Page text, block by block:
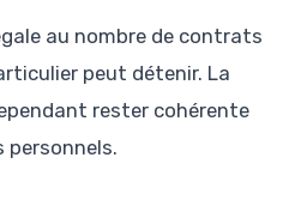
au nombre de contrats
peut détenir. La
rester cohérente